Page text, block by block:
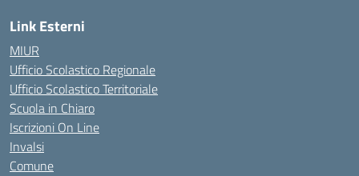
Link Esterni
MIUR
Ufficio Scolastico Regionale
Ufficio Scolastico Territoriale
Scuola in Chiaro
Iscrizioni On Line
Invalsi
Comune